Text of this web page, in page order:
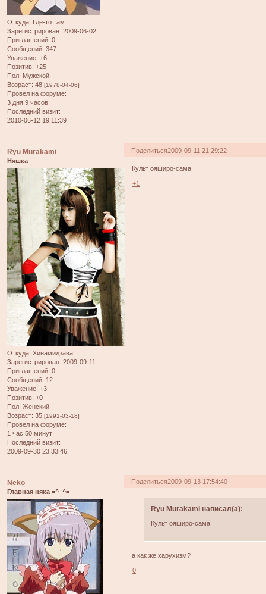
Откуда: Где-то там
Зарегистрирован: 2009-06-02
Приглашений: 0
Сообщений: 347
Уважение: +6
Позитив: +25
Пол: Мужской
Возраст: 48 [1978-04-06]
Провел на форуме:
3 дня 9 часов
Последний визит:
2010-06-12 19:11:39
Поделиться2009-09-11 21:29:22
Ryu Murakami
Няшка
Откуда: Хинамидзава
Зарегистрирован: 2009-09-11
Приглашений: 0
Сообщений: 12
Уважение: +3
Позитив: +0
Пол: Женский
Возраст: 35 [1991-03-18]
Провел на форуме:
1 час 50 минут
Последний визит:
2009-09-30 23:33:46
Культ ояширо-сама
+1
Поделиться2009-09-13 17:54:40
Neko
Главная няка =^_^=
Ryu Murakami написал(а):
Культ ояширо-сама
а как же харухизм?
0